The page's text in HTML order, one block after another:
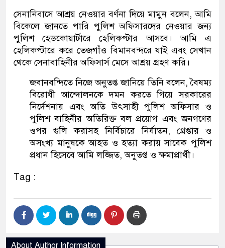
সেনানিবাসে আশ্রয় নেওয়ার বর্ণনা দিয়ে মামুন বলেন, আমি
বিকেলে জানতে পারি পুলিশ অফিসারদের নেওয়ার জন্য
পুলিশ হেডকোয়ার্টারে হেলিকপ্টার আসবে। আমি এ
হেলিকপ্টারে করে তেজগাঁও বিমানবন্দরে যাই এবং সেখান
থেকে সেনাবাহিনীর অফিসার্স মেসে আশ্রয় গ্রহণ করি।
জবানবন্দিতে নিজে অনুতপ্ত জানিয়ে তিনি বলেন, বৈষম্য
বিরোধী আন্দোলনকে দমন করতে গিয়ে সরকারের
নির্দেশনায় এবং অতি উৎসাহী পুলিশ অফিসার ও
পুলিশ বাহিনীর অতিরিক্ত বল প্রয়োগ এবং জনগণের
ওপর গুলি করাসহ নির্বিচারে নির্যাতন, গ্রেপ্তার ও
অসংখ্য মানুষকে আহত ও হত্যা করায় সাবেক পুলিশ
প্রধান হিসেবে আমি লজ্জিত, অনুতপ্ত ও ক্ষমাপ্রার্থী।
Tag :
About Author Information